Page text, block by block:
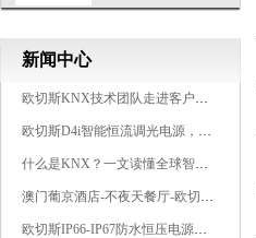
新闻中心
欧切斯KNX技术团队走进客户企业，为智能照明项目提供专业技术支持
欧切斯D4i智能恒流调光电源，引领未来照明生态
什么是KNX？一文读懂全球智能建筑控制标准
澳门葡京酒店-不夜天餐厅-欧切斯KNX智能控制系统打造高端智慧空间
欧切斯IP66-IP67防水恒压电源，无惧风雨，智稳如一